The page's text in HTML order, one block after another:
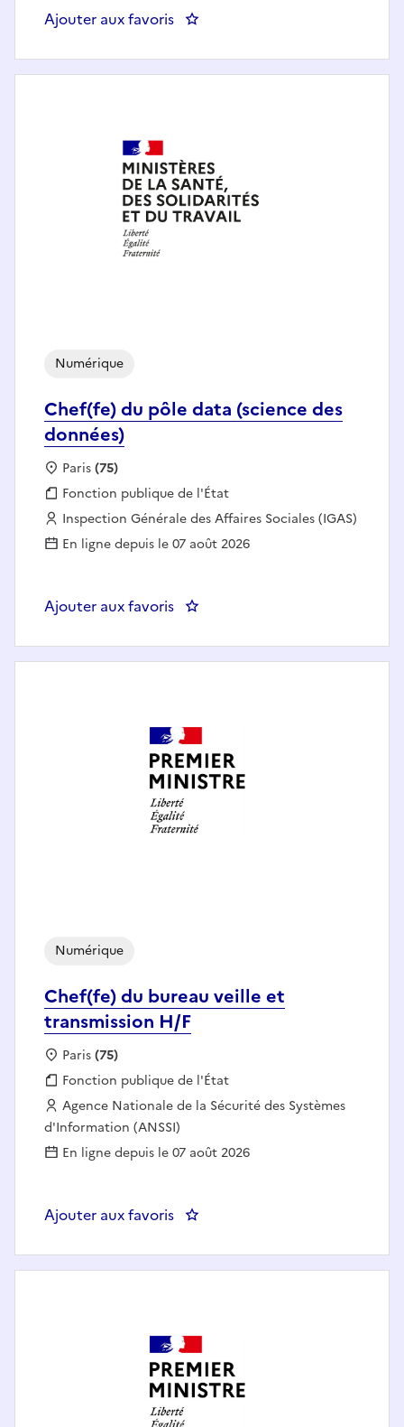
Ajouter aux favoris : Responsable QOS des
Chef(fe) du pôle data (science des
données)
Numérique
Localisation :
Paris(75)
Fonction publique :
Fonction publique de l'État
Employeur :
Inspection Générale des Affaires Sociales (IGAS)
En ligne depuis le 07 août 2026
Ajouter aux favoris : Chef(fe) du pôle data (science
Chef(fe) du bureau veille et
transmission H/F
Numérique
Localisation :
Paris(75)
Fonction publique :
Fonction publique de l'État
Employeur :
Agence Nationale de la Sécurité des Systèmes
d'Information (ANSSI)
En ligne depuis le 07 août 2026
Ajouter aux favoris : Chef(fe) du bureau veille et